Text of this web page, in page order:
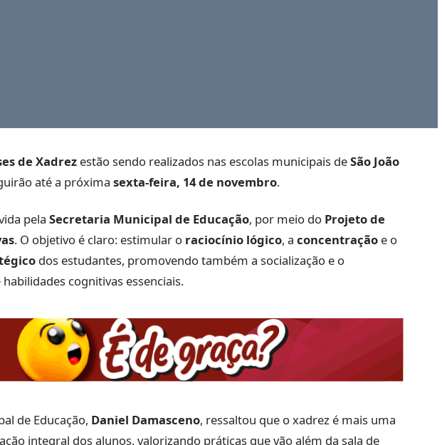
de Xadrez estão sendo realizados nas escolas municipais deSão João
até a próximasexta-feira, 14 de novembro.
pelaSecretaria Municipal de Educação, por meio do Projeto de
. O objetivo é claro: estimular o raciocínio lógico, aconcentração e o
dos estudantes, promovendo também a socialização e o
cognitivas essenciais.
de Educação, Daniel Damasceno, ressaltou que o xadrez é mais uma
integral dos alunos, valorizando práticas que vão além da sala de